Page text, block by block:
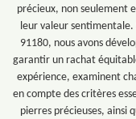
précieux, non seulement
leur valeur sentimentale.
91180, nous avons
garantir un rachat
expérience, examinent
en compte des critères
pierres précieuses, ainsi